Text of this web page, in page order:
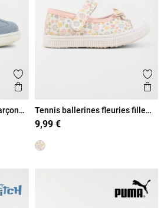
Ajouter aux favoris
Aperçu rapide
Tennis ballerines fleuries fille
(20-23)
9,99 €